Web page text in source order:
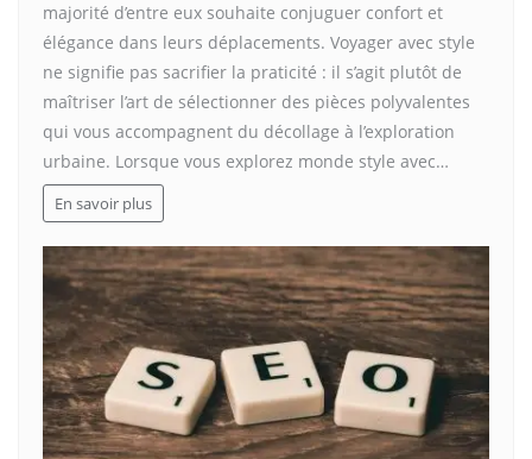
majorité d’entre eux souhaite conjuguer confort et
élégance dans leurs déplacements. Voyager avec style
ne signifie pas sacrifier la praticité : il s’agit plutôt de
maîtriser l’art de sélectionner des pièces polyvalentes
qui vous accompagnent du décollage à l’exploration
urbaine. Lorsque vous explorez monde style avec…
En savoir plus